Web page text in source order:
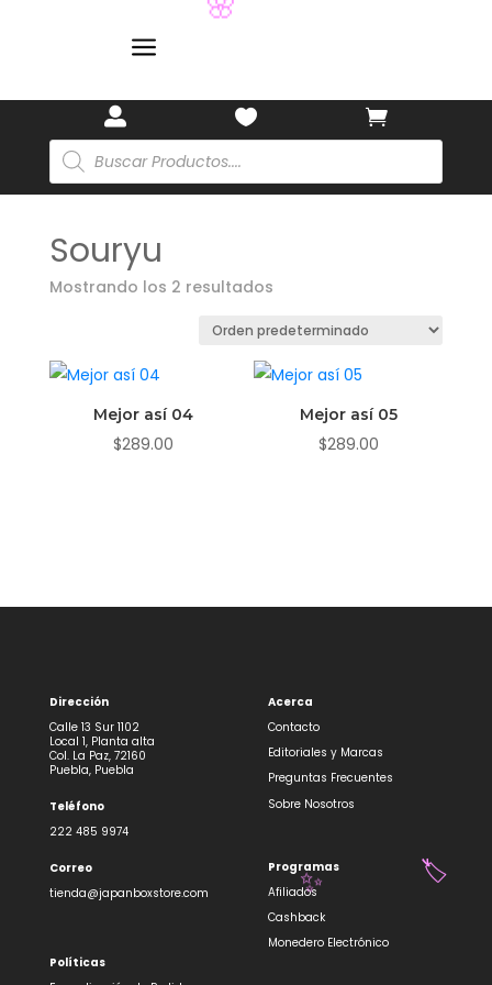
a
 

Búsqueda
de
productos
Souryu
Mostrando los 2 resultados
Mejor así 04
$289.00
Mejor así 05
$289.00
Dirección
Calle 13 Sur 1102
Local 1, Planta alta
Col. La Paz, 72160
Puebla, Puebla
Teléfono
222 485 9974
Correo
tienda@japanboxstore.com
Políticas
Acerca
Contacto
Editoriales y Marcas
Preguntas Frecuentes
Sobre Nosotros
Programas
Afiliados
Cashback
Monedero Electrónico
✨
🌸
🏷️